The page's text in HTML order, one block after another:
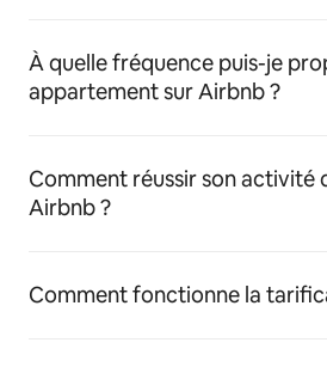
À quelle fréquence puis-je
appartement sur Airbnb ?
Comment réussir son activité
Airbnb ?
Comment fonctionne la